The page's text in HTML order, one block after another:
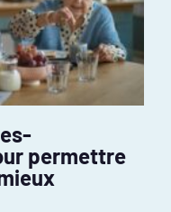
permettre